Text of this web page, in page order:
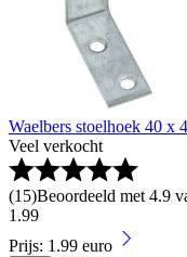
Waelbers stoelhoek 40 x
Veel verkocht
(15)Beoordeeld met 4.9
1 .99
Prijs: 1.99 euro